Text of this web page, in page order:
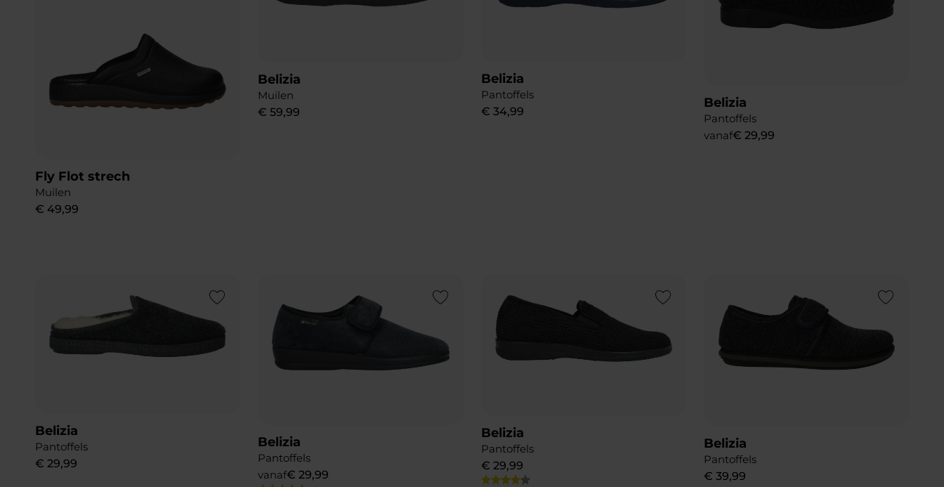
Fly Flot strech
Muilen
€ 49,99
Belizia
Muilen
€ 59,99
Belizia
Pantoffels
€ 34,99
Belizia
Pantoffels
vanaf€ 29,99
Add to Wishlist
Belizia
Pantoffels
€ 29,99
Add to Wishlist
Belizia
Pantoffels
vanaf€ 29,99
Add to Wishlist
Belizia
Pantoffels
€ 29,99
Add to Wishlist
Belizia
Pantoffels
€ 39,99